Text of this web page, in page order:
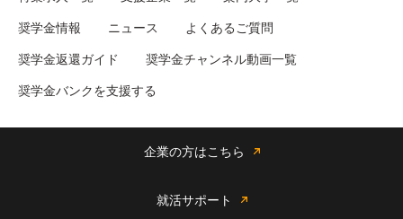
奨学金情報 ニュース よくあるご質問
奨学金返還ガイド 奨学金チャンネル動画一覧
奨学金バンクを支援する
企業の方はこちら
就活サポート